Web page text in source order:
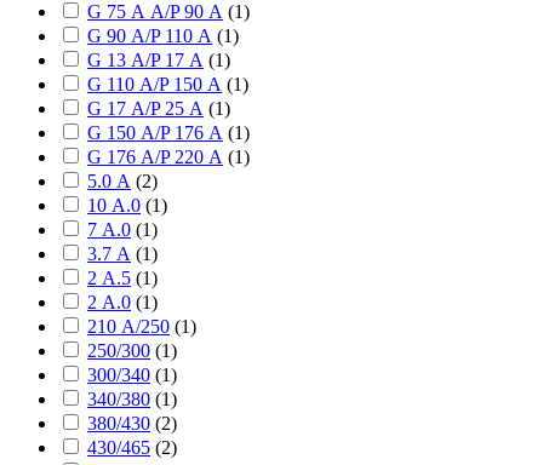
G 75 А А/P 90 А (1)
G 90 А/P 110 А (1)
G 13 А/P 17 А (1)
G 110 А/P 150 А (1)
G 17 А/P 25 А (1)
G 150 А/P 176 А (1)
G 176 А/P 220 А (1)
5.0 А (2)
10 А.0 (1)
7 А.0 (1)
3.7 А (1)
2 А.5 (1)
2 А.0 (1)
210 А/250 (1)
250/300 (1)
300/340 (1)
340/380 (1)
380/430 (2)
430/465 (2)